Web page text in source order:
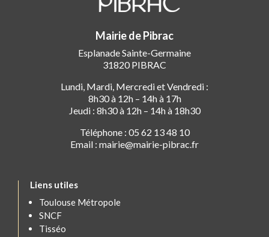
Mairie de Pibrac
Esplanade Sainte-Germaine
31820 PIBRAC
Lundi, Mardi, Mercredi et Vendredi :
8h30 à 12h – 14h à 17h
Jeudi : 8h30 à 12h – 14h à 18h30
Téléphone : 05 62 13 48 10
Email : mairie@mairie-pibrac.fr
Liens utiles
Toulouse Métropole
SNCF
Tisséo